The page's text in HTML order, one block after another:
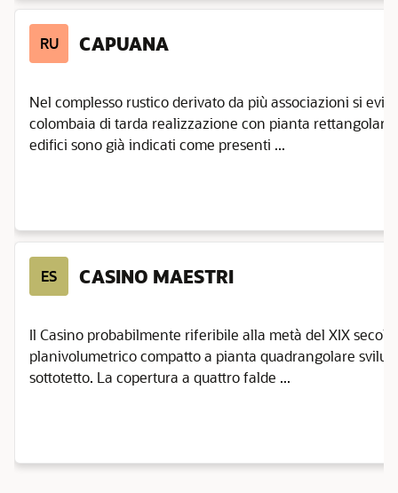
RU CAPUANA
Nel complesso rustico derivato da più associazioni si
colombaia di tarda realizzazione con pianta rettangolare
edifici sono già indicati come presenti ...
ES CASINO MAESTRI
Il Casino probabilmente riferibile alla metà del XIX
planivolumetrico compatto a pianta quadrangolare
sottotetto. La copertura a quattro falde ...